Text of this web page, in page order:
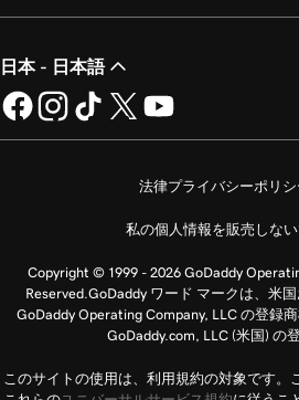
日本 - 日本語
法律プライバシーポリシ
私の個人情報を販売しな
Copyright © 1999 - 2026 GoDaddy
Reserved.GoDaddy ワード マークは、米
GoDaddy Operating Company, LLC の登録
GoDaddy.com, LLC (米国) の
このサイトの使用は、利用規約の対象です。